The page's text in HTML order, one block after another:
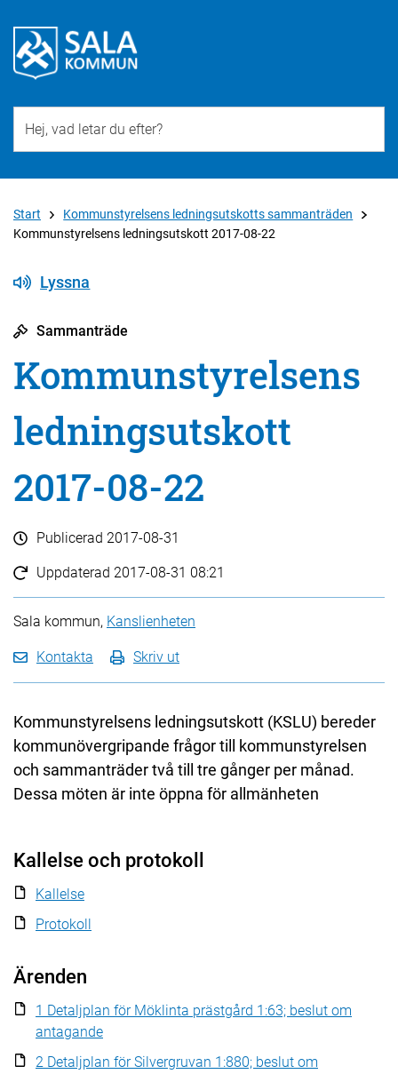
Start
Kommunstyrelsens ledningsutskotts sammanträden
Kommunstyrelsens ledningsutskott 2017-08-22
Lyssna
Sammanträde
Kommunstyrelsens
ledningsutskott
2017-08-22
Publicerad 2017-08-31
Uppdaterad 2017-08-31 08:21
Sala kommun, Kanslienheten
Kontakta Skriv ut
Kommunstyrelsens ledningsutskott (KSLU) bereder
kommunövergripande frågor till kommunstyrelsen
och sammanträder två till tre gånger per månad.
Dessa möten är inte öppna för allmänheten
Kallelse och protokoll
Kallelse
Protokoll
Ärenden
1 Detaljplan för Möklinta prästgård 1:63; beslut om
antagande
2 Detaljplan för Silvergruvan 1:880; beslut om